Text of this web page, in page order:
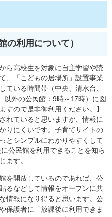
の利用について）
ら高校生を対象に自主学習や読
、「こどもの居場所」設置事業
ている時間帯（中央、清水台、
以外の公民館：9時～17時）に図
すので是非御利用ください。】
れていると思いますが、情報に
りにくいです。子育てサイトの
とシンプルにわかりやすくして
公民館を利用できることを知ら
ます。
を開放しているのであれば、公
るなどして情報をオープンに共
情報になり得ると思います。公
保護者に「放課後に利用できま